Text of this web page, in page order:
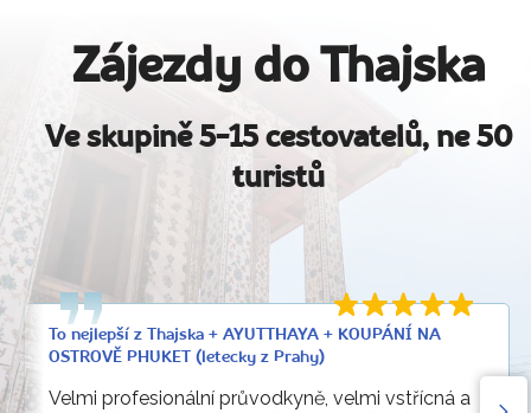
Zájezdy do Thajska
Ve skupině 5-15 cestovatelů, ne 50
turistů
To nejlepší z Thajska + AYUTTHAYA + KOUPÁNÍ NA
OSTROVĚ PHUKET (letecky z Prahy)
Velmi profesionální průvodkyně, velmi vstřícná a